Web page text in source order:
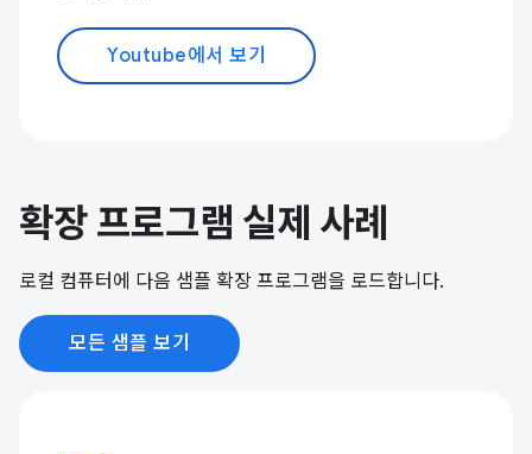
Youtube에서 보기
확장 프로그램 실제 사례
로컬 컴퓨터에 다음 샘플 확장 프로그램을 로드합니다.
모든 샘플 보기